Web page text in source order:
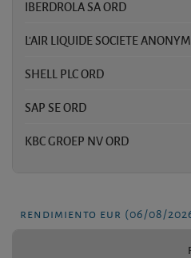
IBERDROLA SA ORD
L'AIR LIQUIDE SOCIETE
SHELL PLC ORD
SAP SE ORD
KBC GROEP NV ORD
rendimiento eur (06/08/